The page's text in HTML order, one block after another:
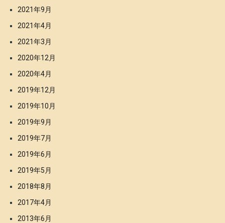
2021年9月
2021年4月
2021年3月
2020年12月
2020年4月
2019年12月
2019年10月
2019年9月
2019年7月
2019年6月
2019年5月
2018年8月
2017年4月
2013年6月